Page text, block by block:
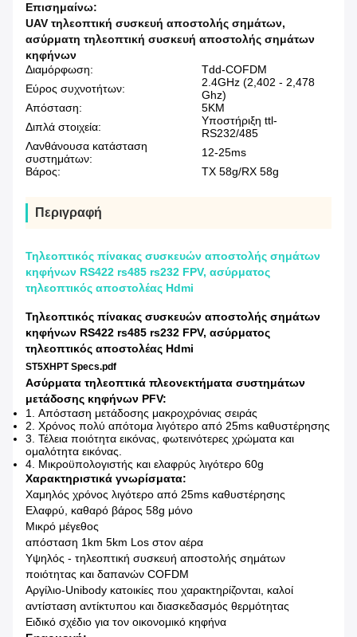
Επισημαίνω:
UAV τηλεοπτική συσκευή αποστολής σημάτων,
ασύρματη τηλεοπτική συσκευή αποστολής σημάτων
κηφήνων
Διαμόρφωση:
Tdd-COFDM
Εύρος συχνοτήτων:
2.4GHz (2,402 - 2,478
Ghz)
Απόσταση:
5KM
Διπλά στοιχεία:
Υποστήριξη ttl-
RS232/485
Λανθάνουσα κατάσταση
συστημάτων:
12-25ms
Βάρος:
TX 58g/RX 58g
Περιγραφή
Τηλεοπτικός πίνακας συσκευών αποστολής σημάτων
κηφήνων RS422 rs485 rs232 FPV, ασύρματος
τηλεοπτικός αποστολέας Hdmi
Τηλεοπτικός πίνακας συσκευών αποστολής σημάτων
κηφήνων RS422 rs485 rs232 FPV, ασύρματος
τηλεοπτικός αποστολέας Hdmi
ST5XHPT Specs.pdf
Ασύρματα τηλεοπτικά πλεονεκτήματα συστημάτων
μετάδοσης κηφήνων PFV:
1. Απόσταση μετάδοσης μακροχρόνιας σειράς
2. Χρόνος πολύ απότομα λιγότερο από 25ms καθυστέρησης
3. Τέλεια ποιότητα εικόνας, φωτεινότερες χρώματα και
ομαλότητα εικόνας.
4. Μικροϋπολογιστής και ελαφρύς λιγότερο 60g
Χαρακτηριστικά γνωρίσματα:
Χαμηλός χρόνος λιγότερο από 25ms καθυστέρησης
Ελαφρύ, καθαρό βάρος 58g μόνο
Μικρό μέγεθος
απόσταση 1km 5km Los στον αέρα
Υψηλός - τηλεοπτική συσκευή αποστολής σημάτων
ποιότητας και δαπανών COFDM
Αργίλιο-Unibody κατοικίες που χαρακτηρίζονται, καλοί
αντίσταση αντίκτυπου και διασκεδασμός θερμότητας
Ειδικό σχέδιο για τον οικονομικό κηφήνα